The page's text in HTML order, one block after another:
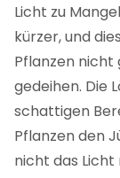
Licht zu
kürzer, und
Pflanzen nicht
gedeihen. Die
schattigen
Pflanzen den
nicht das Licht